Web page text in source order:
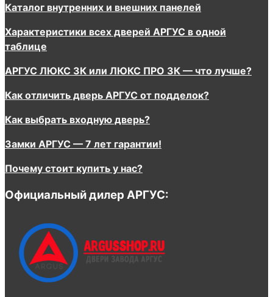
Каталог внутренних и внешних панелей
Характеристики всех дверей АРГУС в одной
таблице
АРГУС ЛЮКС 3К или ЛЮКС ПРО 3К — что лучше?
Как отличить дверь АРГУС от подделок?
Как выбрать входную дверь?
Замки АРГУС — 7 лет гарантии!
Почему стоит купить у нас?
Официальный дилер АРГУС: